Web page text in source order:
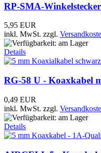
RP-SMA-
5,95 EUR
inkl. MwSt. zzgl.
Details
RG-58 U - Koaxkabel
0,49 EUR
inkl. MwSt. zzgl.
Details